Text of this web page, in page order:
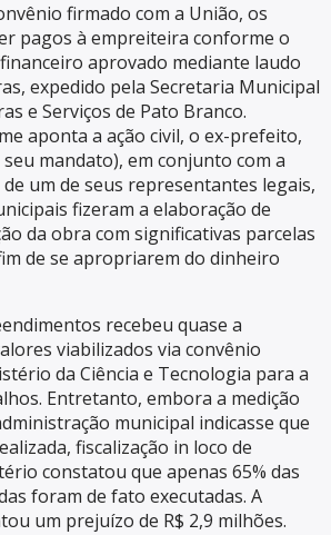
firmado com a União, os
pagos à empreiteira conforme o
aprovado mediante laudo
expedido pela Secretaria Municipal
e Serviços de Pato Branco.
aponta a ação civil, o ex-prefeito,
mandato), em conjunto com a
um de seus representantes legais,
fizeram a elaboração de
da obra com significativas parcelas
de se apropriarem do dinheiro
recebeu quase a
viabilizados via convênio
da Ciência e Tecnologia para a
Entretanto, embora a medição
municipal indicasse que
fiscalização in loco de
constatou que apenas 65% das
foram de fato executadas. A
um prejuízo de R$ 2,9 milhões.